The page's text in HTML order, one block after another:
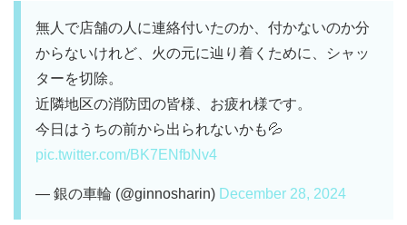
無人で店舗の人に連絡付いたのか、付かないのか分
からないけれど、火の元に辿り着くために、シャッ
ターを切除。
近隣地区の消防団の皆様、お疲れ様です。
今日はうちの前から出られないかも💦
pic.twitter.com/BK7ENfbNv4
— 銀の車輪 (@ginnosharin) December 28, 2024